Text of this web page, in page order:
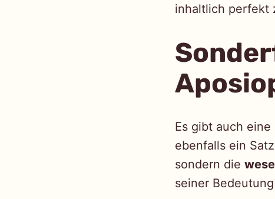
inhaltlich perfekt
Es gibt auch
ebenfalls ein
sondern die
seiner